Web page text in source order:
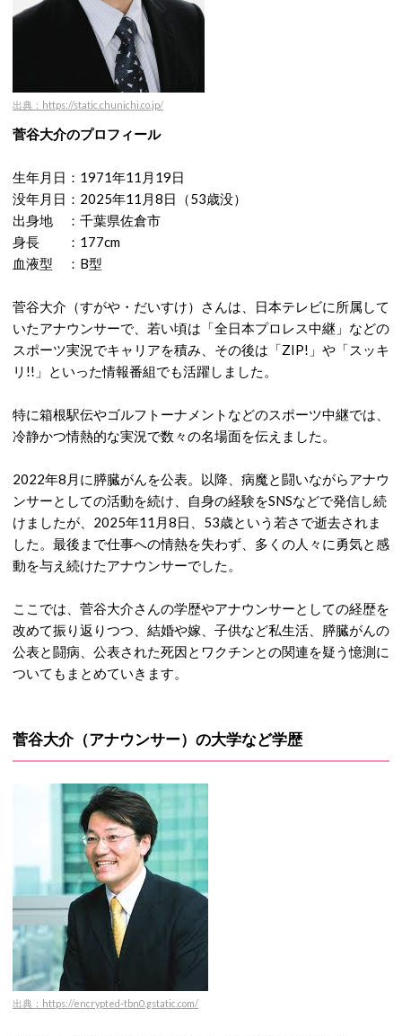
出典：https://static.chunichi.co.jp/
菅谷大介のプロフィール
生年月日：1971年11月19日
没年月日：2025年11月8日（53歳没）
出身地 ：千葉県佐倉市
身長 ：177cm
血液型 ：B型
菅谷大介（すがや・だいすけ）さんは、日本テレビに所属して
いたアナウンサーで、若い頃は「全日本プロレス中継」などの
スポーツ実況でキャリアを積み、その後は「ZIP!」や「スッキ
リ!!」といった情報番組でも活躍しました。
特に箱根駅伝やゴルフトーナメントなどのスポーツ中継では、
冷静かつ情熱的な実況で数々の名場面を伝えました。
2022年8月に膵臓がんを公表。以降、病魔と闘いながらアナウ
ンサーとしての活動を続け、自身の経験をSNSなどで発信し続
けましたが、2025年11月8日、53歳という若さで逝去されま
した。最後まで仕事への情熱を失わず、多くの人々に勇気と感
動を与え続けたアナウンサーでした。
ここでは、菅谷大介さんの学歴やアナウンサーとしての経歴を
改めて振り返りつつ、結婚や嫁、子供など私生活、膵臓がんの
公表と闘病、公表された死因とワクチンとの関連を疑う憶測に
ついてもまとめていきます。
菅谷大介（アナウンサー）の大学など学歴
出典：https://encrypted-tbn0.gstatic.com/